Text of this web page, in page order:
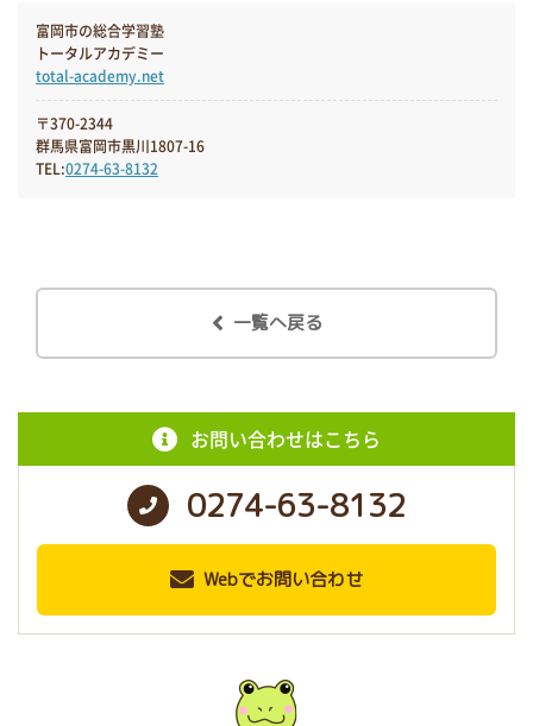
富岡市の総合学習塾
トータルアカデミー
total-academy.net
〒370-2344
群馬県富岡市黒川1807-16
TEL:0274-63-8132
一覧へ戻る
お問い合わせはこちら
0274-63-8132
Webでお問い合わせ